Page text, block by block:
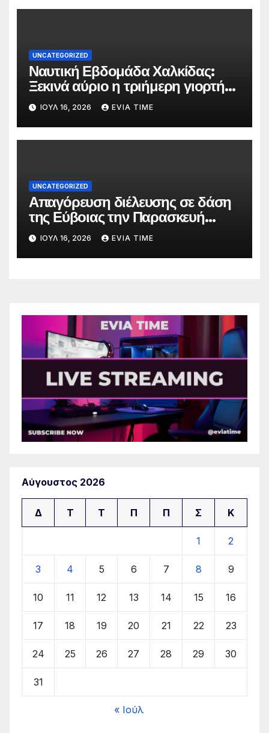
UNCATEGORIZED
Ναυτική Εβδομάδα Χαλκίδας:
Ξεκινά αύριο η τριήμερη γιορτή
στο όνομα της Αγίας Παρασκευής
ΙΟΎΛ 16, 2026 EVIA TIME
UNCATEGORIZED
Απαγόρευση διέλευσης σε δάση
της Εύβοιας την Παρασκευή
λόγω πολύ υψηλού κινδύνου
πυρκαγιάς
ΙΟΎΛ 16, 2026 EVIA TIME
Αύγουστος 2026
Δ Τ Τ Π Π Σ Κ
1 2
3 4 5 6 7 8 9
10 11 12 13 14 15 16
17 18 19 20 21 22 23
24 25 26 27 28 29 30
31
« Ιούλ